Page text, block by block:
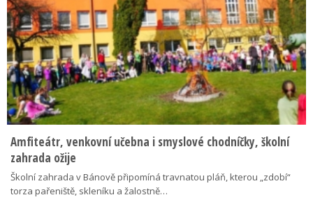
Amfiteátr, venkovní učebna i smyslové chodníčky, školní
zahrada ožije
Školní zahrada v Bánově připomíná travnatou pláň, kterou „zdobí“
torza pařeniště, skleníku a žalostně…